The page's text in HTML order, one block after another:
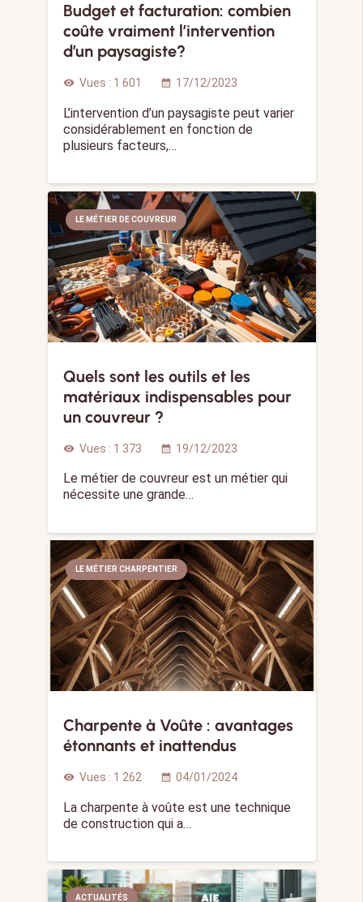
Budget et facturation: combien
coûte vraiment l’intervention
d’un paysagiste?
visibility Vues : 1 601 calendar_month 17/12/2023
L’intervention d’un paysagiste peut varier
considérablement en fonction de
plusieurs facteurs,…
LE MÉTIER DE COUVREUR
Quels sont les outils et les
matériaux indispensables pour
un couvreur ?
visibility Vues : 1 373 calendar_month 19/12/2023
Le métier de couvreur est un métier qui
nécessite une grande…
LE MÉTIER CHARPENTIER
Charpente à Voûte : avantages
étonnants et inattendus
visibility Vues : 1 262 calendar_month 04/01/2024
La charpente à voûte est une technique
de construction qui a…
ACTUALITÉS